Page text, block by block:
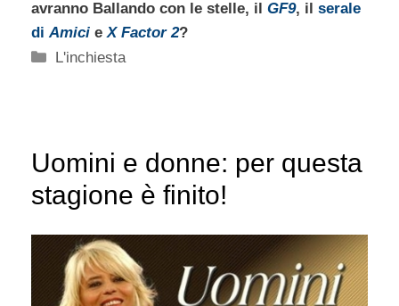
avranno Ballando con le stelle, il GF9, il serale
diAmici eX Factor 2?
Categorie
L'inchiesta
Uomini e donne: per questa
stagione è finito!